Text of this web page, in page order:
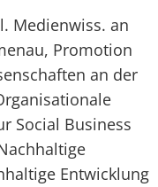
Medienwiss. an
Promotion
an der
Social Business
Entwicklung